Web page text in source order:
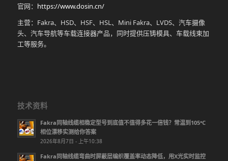
官网： https://www.dosin.cn/
主营：Fakra、HSD、HSF、HSL、Mini Fakra、LVDS、汽车摄像
头、汽车导航等车载连接器产品，同时提供压铸模具、车载线束加
工等服务。
技术资料
Fakra同轴线缆相稳定型号到底值不值得多花一倍钱？常温到105℃
相位漂移实测给你答案
2026年8月7日 - 上午10:38
Fakra同轴线缆弯曲时屏蔽层编织覆盖率动态降低，用X光实时监控